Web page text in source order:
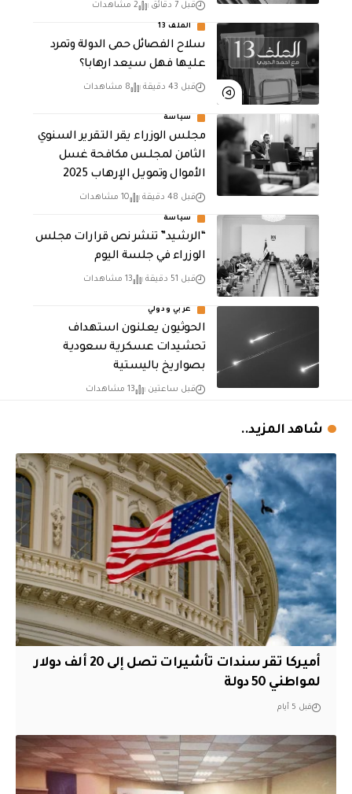
قبل 7 دقائق 2 مشاهدات
الملف 13
سلاح الفصائل حمى الدولة وتمرد
عليها فهل سيعد ارهابا؟
قبل 43 دقيقة 8 مشاهدات
سياسة
مجلس الوزراء يقر التقرير السنوي
الثامن لمجلـس مكافحة غسل
الأموال وتمويـل الإرهـاب 2025
قبل 48 دقيقة 10 مشاهدات
سياسة
“الرشيد” تنشر نص قرارات مجلس
الوزراء في جلسة اليوم
قبل 51 دقيقة 13 مشاهدات
عربي ودولي
الحوثيون يعلنون استهداف
تحشيدات عسكرية سعودية
بصواريخ باليستية
قبل ساعتين 13 مشاهدات
شاهد المزيد..
أميركا تقر سندات تأشيرات تصل إلى 20 ألف دولار
لمواطني 50 دولة
قبل 5 أيام